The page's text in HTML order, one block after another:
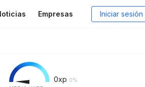
Empresas Iniciar sesión
0xp 0%